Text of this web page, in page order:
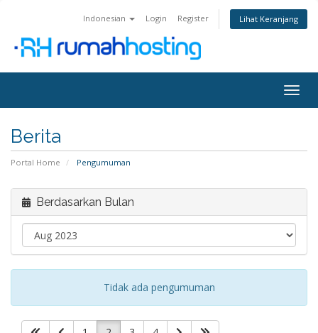
Indonesian Login Register Lihat Keranjang
Berita
Portal Home Pengumuman
Berdasarkan Bulan
Tidak ada pengumuman